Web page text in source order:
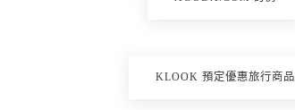
KLOOK 預定優惠旅行商品